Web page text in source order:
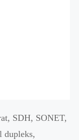
SDH, SONET,
dupleks,